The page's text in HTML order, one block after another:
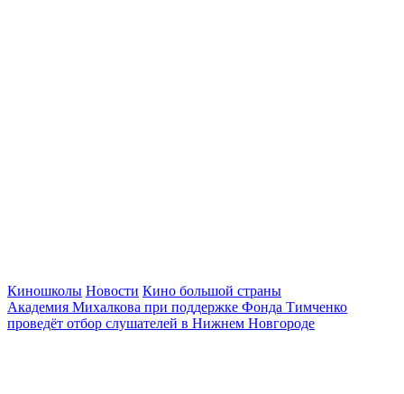
Киношколы Новости Кино большой страны
Академия Михалкова при поддержке Фонда Тимченко
проведёт отбор слушателей в Нижнем Новгороде